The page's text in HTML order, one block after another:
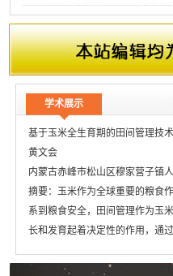
学术展示
基于玉米全生育期的田间管理技
黄文会
内蒙古赤峰市松山区穆家营子镇
摘要：玉米作为全球重要的粮食
系到粮食安全，田间管理作为玉
长和发育起着决定性的作用，通
细阐述玉米田间管理的优化策略